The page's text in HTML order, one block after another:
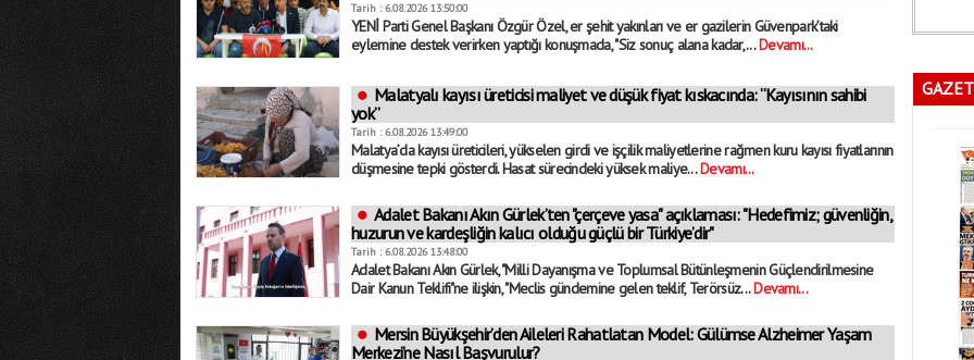
Tarih : 6.08.2026 13:50:00
YENİ Parti Genel Başkanı Özgür Özel, er şehit yakınları ve er gazilerin Güvenpark’taki
eylemine destek verirken yaptığı konuşmada, "Siz sonuç alana kadar,...Devamı...
Malatyalı kayısı üreticisi maliyet ve düşük fiyat kıskacında: “Kayısının sahibi
yok”
Tarih : 6.08.2026 13:49:00
Malatya’da kayısı üreticileri, yükselen girdi ve işçilik maliyetlerine rağmen kuru kayısı fiyatlarının
düşmesine tepki gösterdi. Hasat sürecindeki yüksek maliye...Devamı...
Adalet Bakanı Akın Gürlek’ten "çerçeve yasa" açıklaması: "Hedefimiz; güvenliğin,
huzurun ve kardeşliğin kalıcı olduğu güçlü bir Türkiye’dir"
Tarih : 6.08.2026 13:48:00
Adalet Bakanı Akın Gürlek, "Milli Dayanışma ve Toplumsal Bütünleşmenin Güçlendirilmesine
Dair Kanun Teklifi"ne ilişkin, "Meclis gündemine gelen teklif, Terörsüz...Devamı...
Mersin Büyükşehir’den Aileleri Rahatlatan Model: Gülümse Alzheimer Yaşam
Merkezi’ne Nasıl Başvurulur?